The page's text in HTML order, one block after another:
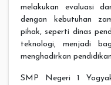
melakukan evaluasi
dengan kebutuhan
pihak, seperti dinas
teknologi, menjadi
menghadirkan
SMP Negeri 1